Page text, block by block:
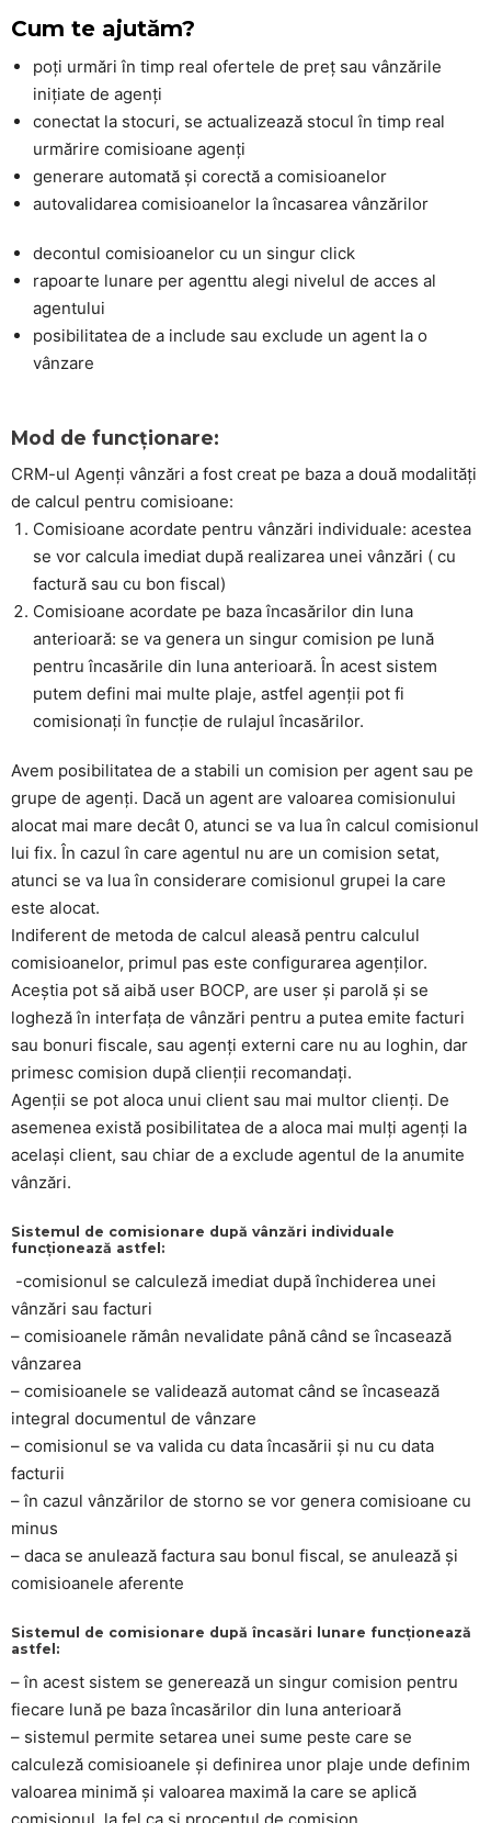
Cum te ajutăm?
poți urmări în timp real ofertele de preț sau vânzările
inițiate de agenți
conectat la stocuri, se actualizează stocul în timp real
urmărire comisioane agenți
generare automată și corectă a comisioanelor
autovalidarea comisioanelor la încasarea vânzărilor
decontul comisioanelor cu un singur click
rapoarte lunare per agenttu alegi nivelul de acces al
agentului
posibilitatea de a include sau exclude un agent la o
vânzare
Mod de funcționare:
CRM-ul Agenți vânzări a fost creat pe baza a două modalități
de calcul pentru comisioane:
Comisioane acordate pentru vânzări individuale: acestea
se vor calcula imediat după realizarea unei vânzări ( cu
factură sau cu bon fiscal)
Comisioane acordate pe baza încasărilor din luna
anterioară: se va genera un singur comision pe lună
pentru încasările din luna anterioară. În acest sistem
putem defini mai multe plaje, astfel agenții pot fi
comisionați în funcție de rulajul încasărilor.
Avem posibilitatea de a stabili un comision per agent sau pe
grupe de agenți. Dacă un agent are valoarea comisionului
alocat mai mare decât 0, atunci se va lua în calcul comisionul
lui fix. În cazul în care agentul nu are un comision setat,
atunci se va lua în considerare comisionul grupei la care
este alocat.
Indiferent de metoda de calcul aleasă pentru calculul
comisioanelor, primul pas este configurarea agenților.
Aceștia pot să aibă user BOCP, are user și parolă și se
logheză în interfața de vânzări pentru a putea emite facturi
sau bonuri fiscale, sau agenți externi care nu au loghin, dar
primesc comision după clienții recomandați.
Agenții se pot aloca unui client sau mai multor clienți. De
asemenea există posibilitatea de a aloca mai mulți agenți la
același client, sau chiar de a exclude agentul de la anumite
vânzări.
Sistemul de comisionare după vânzări individuale
funcționează astfel:
-comisionul se calculeză imediat după închiderea unei
vânzări sau facturi
– comisioanele rămân nevalidate până când se încasează
vânzarea
– comisioanele se validează automat când se încasează
integral documentul de vânzare
– comisionul se va valida cu data încasării și nu cu data
facturii
– în cazul vânzărilor de storno se vor genera comisioane cu
minus
– daca se anulează factura sau bonul fiscal, se anulează și
comisioanele aferente
Sistemul de comisionare după încasări lunare funcționează
astfel:
– în acest sistem se generează un singur comision pentru
fiecare lună pe baza încasărilor din luna anterioară
– sistemul permite setarea unei sume peste care se
calculeză comisioanele și definirea unor plaje unde definim
valoarea minimă și valoarea maximă la care se aplică